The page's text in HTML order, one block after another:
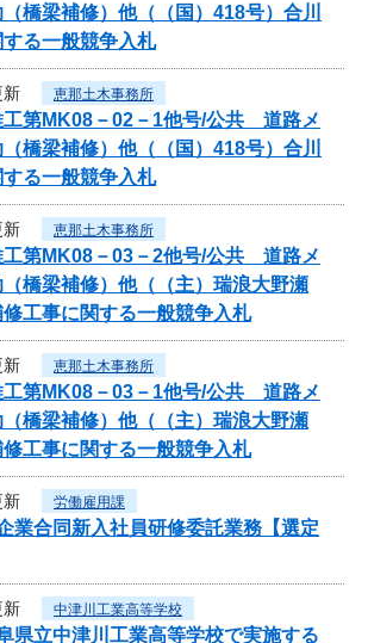
橋梁補修）他（（国）418号）合川
る一般競争入札
新 恵那土木事務所
工第MK08－02－1他号/公共 道路メ
橋梁補修）他（（国）418号）合川
る一般競争入札
新 恵那土木事務所
工第MK08－03－2他号/公共 道路メ
橋梁補修）他（（主）瑞浪大野瀬
工事に関する一般競争入札
新 恵那土木事務所
工第MK08－03－1他号/公共 道路メ
橋梁補修）他（（主）瑞浪大野瀬
工事に関する一般競争入札
新 労働雇用課
業合同新入社員研修委託業務【選定
新 中津川工業高等学校
立中津川工業高等学校で実施する